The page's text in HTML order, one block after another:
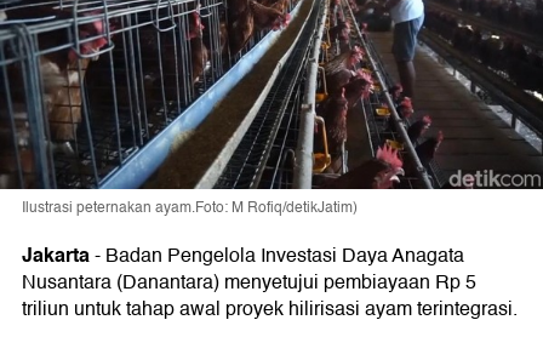
Ilustrasi peternakan ayam.Foto: M Rofiq/detikJatim)
Jakarta-Badan Pengelola Investasi Daya Anagata
Nusantara (Danantara) menyetujui pembiayaan Rp 5
triliun untuk tahap awal proyek hilirisasi ayam terintegrasi.